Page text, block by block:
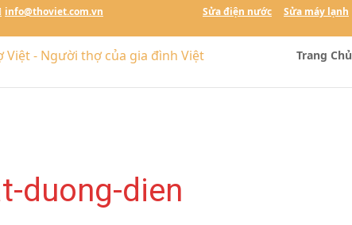
0915.269.839
info@thoviet.com.vn Sửa điện nước Sửa máy lạnh
Trang Chủ
duong-dien